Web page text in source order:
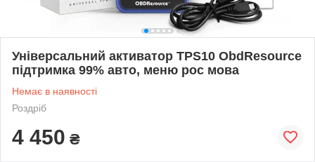
Універсальний активатор TPS10 ObdResource
підтримка 99% авто, меню рос мова
Немає в наявності
Роздріб
4 450 ₴